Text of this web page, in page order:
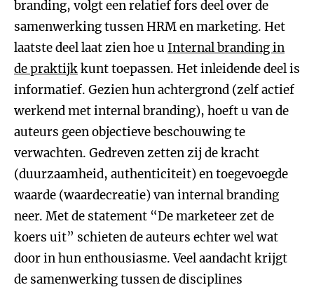
branding, volgt een relatief fors deel over de
samenwerking tussen HRM en marketing. Het
laatste deel laat zien hoe u Internal branding in
de praktijkkunt toepassen. Het inleidende deel is
informatief. Gezien hun achtergrond (zelf actief
werkend met internal branding), hoeft u van de
auteurs geen objectieve beschouwing te
verwachten. Gedreven zetten zij de kracht
(duurzaamheid, authenticiteit) en toegevoegde
waarde (waardecreatie) van internal branding
neer. Met de statement “De marketeer zet de
koers uit” schieten de auteurs echter wel wat
door in hun enthousiasme. Veel aandacht krijgt
de samenwerking tussen de disciplines